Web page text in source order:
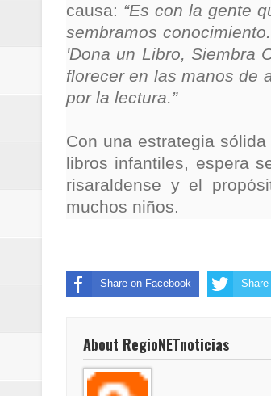
transferencias
causa: “Es con la gente
sembramos
'Dona un Libro, Siembra
florecer en las manos de
por la lectura.”
Con una estrategia
libros infantiles, espera
risaraldense y el
muchos niños.
Share on Facebook
About RegioNETnoticias